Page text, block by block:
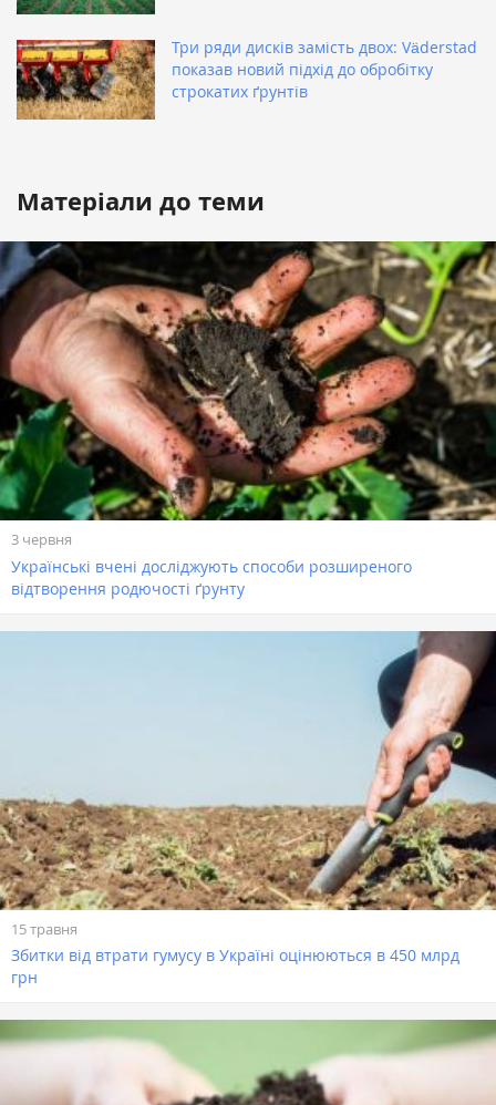
Три ряди дисків замість двох: Väderstad
показав новий підхід до обробітку
строкатих ґрунтів
Матеріали до теми
3 червня
Українські вчені досліджують способи розширеного
відтворення родючості ґрунту
15 травня
Збитки від втрати гумусу в Україні оцінюються в 450 млрд
грн